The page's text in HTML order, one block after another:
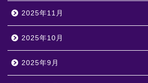
2025年11月
2025年10月
2025年9月